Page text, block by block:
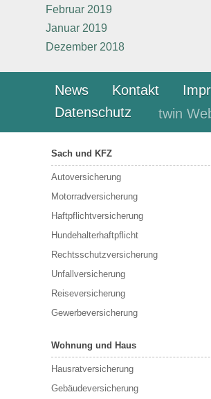
Februar 2019
Januar 2019
Dezember 2018
News Kontakt
Datenschutz
twin
Sach und KFZ
Autoversicherung
Motorradversicherung
Haftpflichtversicherung
Hundehalterhaftpflicht
Rechtsschutzversicherung
Unfallversicherung
Reiseversicherung
Gewerbeversicherung
Wohnung und Haus
Hausratversicherung
Gebäudeversicherung